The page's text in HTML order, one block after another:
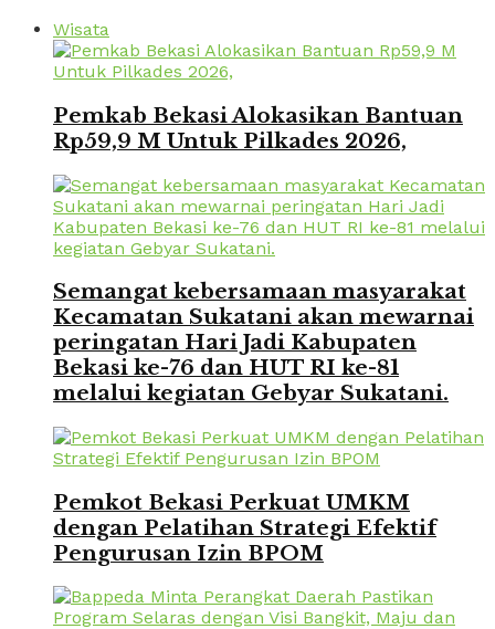
Wisata
Pemkab Bekasi Alokasikan Bantuan
Rp59,9 M Untuk Pilkades 2026,
Semangat kebersamaan masyarakat
Kecamatan Sukatani akan mewarnai
peringatan Hari Jadi Kabupaten
Bekasi ke-76 dan HUT RI ke-81
melalui kegiatan Gebyar Sukatani.
Pemkot Bekasi Perkuat UMKM
dengan Pelatihan Strategi Efektif
Pengurusan Izin BPOM